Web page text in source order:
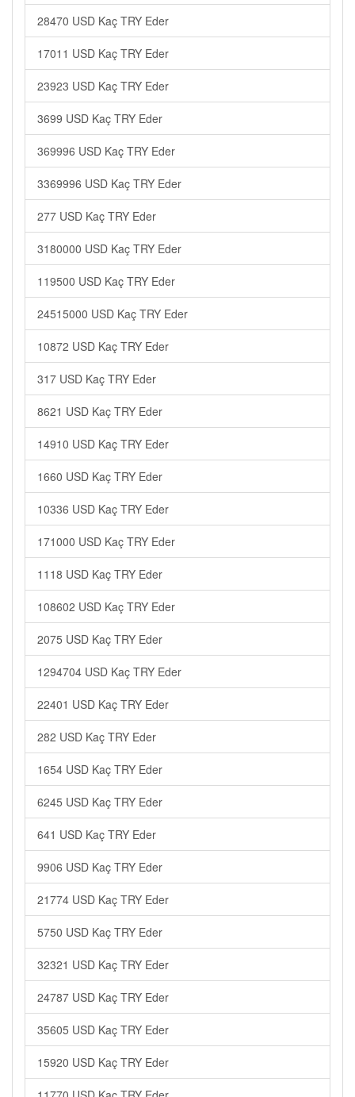
28470 USD Kaç TRY Eder
17011 USD Kaç TRY Eder
23923 USD Kaç TRY Eder
3699 USD Kaç TRY Eder
369996 USD Kaç TRY Eder
3369996 USD Kaç TRY Eder
277 USD Kaç TRY Eder
3180000 USD Kaç TRY Eder
119500 USD Kaç TRY Eder
24515000 USD Kaç TRY Eder
10872 USD Kaç TRY Eder
317 USD Kaç TRY Eder
8621 USD Kaç TRY Eder
14910 USD Kaç TRY Eder
1660 USD Kaç TRY Eder
10336 USD Kaç TRY Eder
171000 USD Kaç TRY Eder
1118 USD Kaç TRY Eder
108602 USD Kaç TRY Eder
2075 USD Kaç TRY Eder
1294704 USD Kaç TRY Eder
22401 USD Kaç TRY Eder
282 USD Kaç TRY Eder
1654 USD Kaç TRY Eder
6245 USD Kaç TRY Eder
641 USD Kaç TRY Eder
9906 USD Kaç TRY Eder
21774 USD Kaç TRY Eder
5750 USD Kaç TRY Eder
32321 USD Kaç TRY Eder
24787 USD Kaç TRY Eder
35605 USD Kaç TRY Eder
15920 USD Kaç TRY Eder